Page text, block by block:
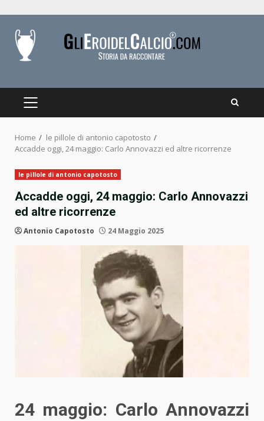
content
PRIMARY
Home
le pillole di antonio capotosto
Accadde oggi, 24 maggio: Carlo Annovazzi ed altre ricorrenze
le pillole di antonio capotosto
Accadde oggi, 24 maggio: Carlo Annovazzi
ed altre ricorrenze
Antonio Capotosto 24 Maggio 2025
24 maggio: Carlo Annovazzi